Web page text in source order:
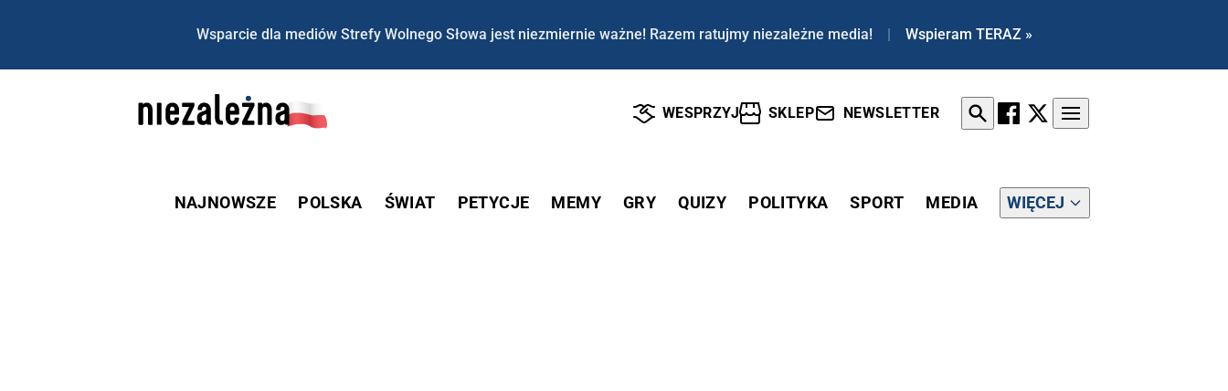
Wsparcie dla mediów Strefy Wolnego Słowa jest niezmiernie ważne! Razem ratujmy niezależne media! | Wspieram TERAZ »
WESPRZYJ SKLEP NEWSLETTER
NAJNOWSZE POLSKA ŚWIAT PETYCJE MEMY GRY QUIZY POLITYKA SPORT MEDIA WIĘCEJ